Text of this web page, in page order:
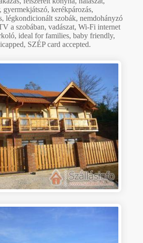
gyermekjátszó, kerékpározás,
légkondicionált szobák, nemdohányzó
a szobában, vadászat, Wi-Fi internet
ideal for families, baby friendly,
SZÉP card accepted.